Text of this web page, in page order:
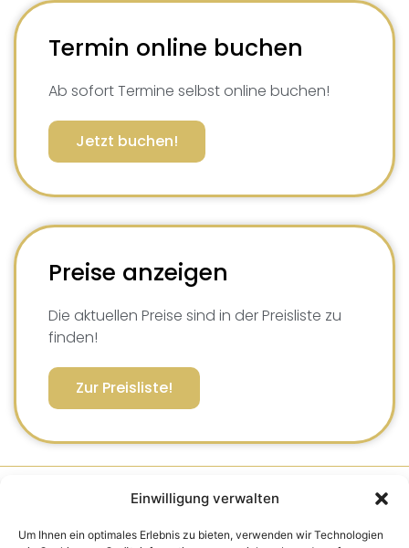
Einwilligung verwalten
Um Ihnen ein optimales Erlebnis zu bieten, verwenden wir Technologien
Termin online buchen
Ab sofort Termine selbst online buchen!
Jetzt buchen!
Preise anzeigen
Die aktuellen Preise sind in der Preisliste zu
finden!
Zur Preisliste!
Kontakt / Anfahrt